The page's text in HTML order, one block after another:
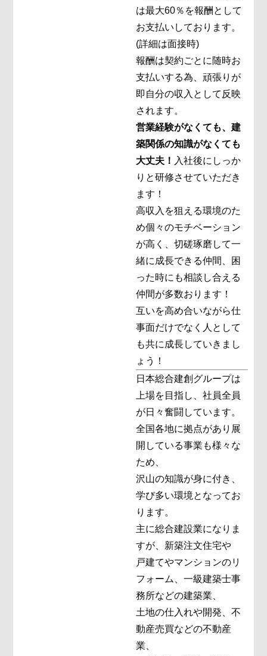
は最大60％を報酬として
お支払いしております。
(詳細は面接時)
報酬は契約ごとに随時お
支払いする為、頑張りが
即自分の収入として反映
されます。
営業経験がなくても、建
築関係の知識がなくても
大丈夫！ 入社後にしっか
りと研修させていただき
ます！
高収入を狙える環境のた
め個々のモチベーション
が高く、切磋琢磨して一
緒に成長できる仲間、困
った時にも相談し合える
仲間が多数おります！
互いを高め合いながら仕
事面だけでなく人として
も共に成長していきまし
ょう！
日本総合建創グループは
上場を目指し、社員全員
が日々奮闘しています。
全国各地に拠点があり展
開している事業も様々な
ため、
沢山の知識が身に付き、
学び多い環境となってお
ります。
主に総合建設業になりま
すが、新築注文住宅や
戸建てやマンションのリ
フォーム、一級建築士事
務所などの建築業、
土地の仕入れや開発、不
動産売買などの不動産
業、